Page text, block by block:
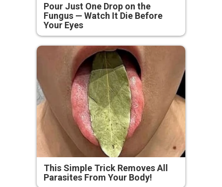
Pour Just One Drop on the
Fungus — Watch It Die Before
Your Eyes
This Simple Trick Removes All
Parasites From Your Body!